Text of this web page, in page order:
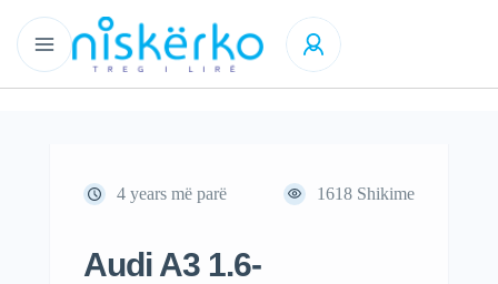
4 years më parë 1618 Shikime
Audi A3 1.6-